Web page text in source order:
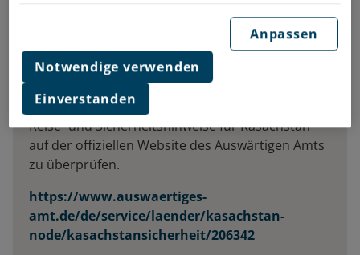
Sicherheitshinweise
Vor Ihrer Reise empfehlen wir, die aktuellen
Reise- und Sicherheitshinweise für Kasachstan
auf der offiziellen Website des Auswärtigen Amts
zu überprüfen.
https://www.auswaertiges-
amt.de/de/service/laender/kasachstan-
node/kasachstansicherheit/206342
Anpassen
Notwendige verwenden
Einverstanden